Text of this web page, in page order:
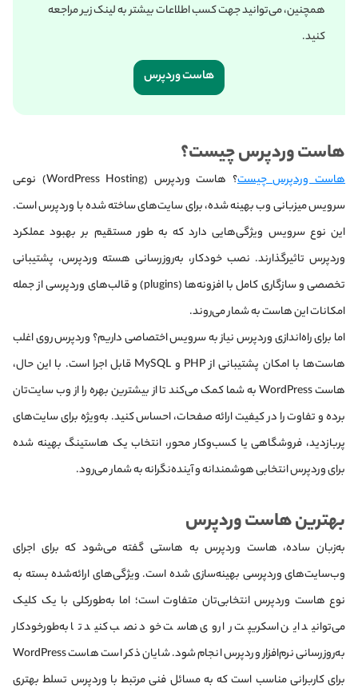
همچنین، می‌توانید جهت کسب‌ اطلاعات بیشتر به لینک‌ زیر مراجعه
کنید.
هاست وردپرس
هاست وردپرس چیست؟
هاست وردپرس چیست؟
هاست وردپرس (WordPress Hosting) نوعی
سرویس میزبانی وب بهینه شده، برای سایت‌های ساخته شده با وردپرس است.
این نوع سرویس ویژگی‌هایی دارد که به طور مستقیم بر بهبود عملکرد
وردپرس تاثیرگذارند. نصب خودکار، به‌روزرسانی هسته وردپرس، پشتیبانی
تخصصی و سازگاری کامل با افزونه‌ها (plugins) و قالب‌های وردپرسی از جمله
امکانات این هاست به شمار می‌روند.
اما برای راه‌اندازی وردپرس نیاز به سرویس اختصاصی داریم؟ وردپرس روی اغلب
هاست‌ها با امکان پشتیبانی از PHP و MySQL قابل اجرا است. با‌ این‌ حال،
هاست WordPress به شما کمک می‌کند تا از بیشترین بهره را از وب سایت‌تان
برده و تفاوت را در کیفیت ارائه صفحات، احساس کنید. به‌ویژه برای سایت‌های
پربازدید، فروشگاهی یا کسب‌وکار محور، انتخاب یک هاستینگ بهینه شده
برای وردپرس انتخابی هوشمندانه و آینده‌نگرانه به شمار می‌رود.
بهترین هاست وردپرس
به‌زبان ساده، هاست وردپرس به هاستی گفته می‌شود که برای اجرای
وب‌سایت‌های وردپرسی بهینه‌سازی‌ شده است. ویژگی‌های ارائه‌شده بسته به
نوع هاست وردپرس انتخابی‌تان متفاوت است؛ اما به‌طورکلی با یک کلیک
می‌توانید این اسکریپت را روی هاست خود نصب کنید تا به‌طورخودکار
به‌روزرسانی نرم‌افزار وردپرس انجام شود. شایان ذکر است هاست WordPress
برای کاربرانی مناسب است که به مسائل فنی مرتبط با وردپرس تسلط بهتری